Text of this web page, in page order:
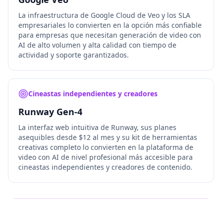
La infraestructura de Google Cloud de Veo y los SLA
empresariales lo convierten en la opción más confiable
para empresas que necesitan generación de video con
AI de alto volumen y alta calidad con tiempo de
actividad y soporte garantizados.
Cineastas independientes y creadores
Runway Gen-4
La interfaz web intuitiva de Runway, sus planes
asequibles desde $12 al mes y su kit de herramientas
creativas completo lo convierten en la plataforma de
video con AI de nivel profesional más accesible para
cineastas independientes y creadores de contenido.